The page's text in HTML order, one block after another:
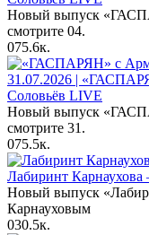
Новый выпуск
смотрите 04.
075.6к.
31.07.2026 |
Соловьёв LIVE
Новый выпуск
смотрите 31.
075.5к.
Лабиринт
Новый выпуск
Карнауховым
030.5к.